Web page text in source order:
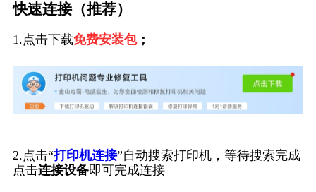
快速连接（推荐）
1.点击下载免费安装包；
2.点击“打印机连接”自动搜索打印机，等待搜索完成
点击连接设备即可完成连接